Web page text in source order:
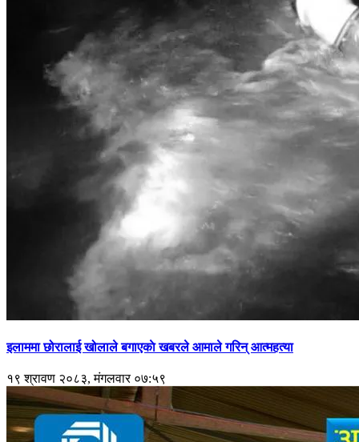
इलाममा छोरालाई खोलाले बगाएकाे खबरले आमाले गरिन् आत्महत्या
१९ श्रावण २०८३, मंगलवार ०७:५९